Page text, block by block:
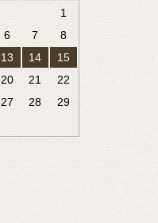
1
6 7
8
13 14
15
20 21
22
27 28
29